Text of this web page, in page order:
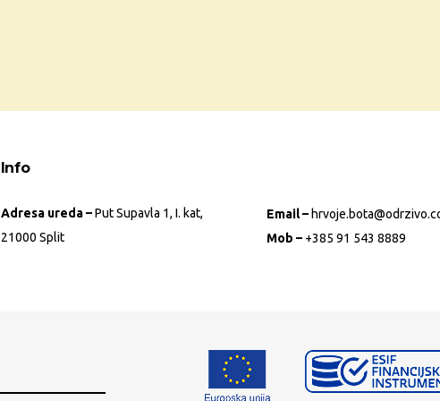
Info
Adresa ureda –Put Supavla 1, I. kat,
21000 Split
Email –
Mob – +385 91 543 8889